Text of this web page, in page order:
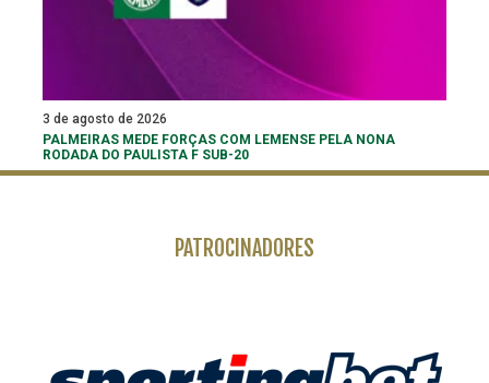
3 de agosto de 2026
PALMEIRAS MEDE FORÇAS COM LEMENSE PELA NONA
RODADA DO PAULISTA F SUB-20
PATROCINADORES